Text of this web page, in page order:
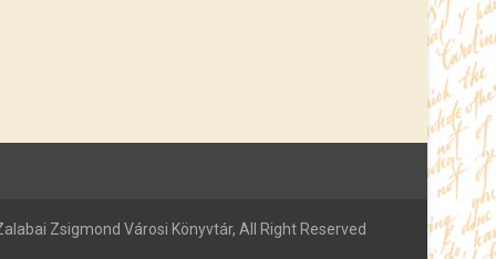
Zsigmond Városi Könyvtár, All Right Reserved